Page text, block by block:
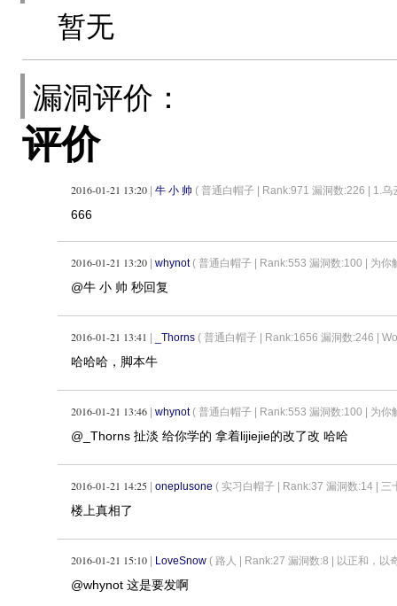
暂无
漏洞评价：
评价
2016-01-21 13:20 牛 小 帅 ( 普通白帽子 | Rank:971 漏洞数:226 | 1.乌
666
2016-01-21 13:20 whynot ( 普通白帽子 | Rank:553 漏洞数:100 | 为你
@牛 小 帅 秒回复
2016-01-21 13:41 _Thorns ( 普通白帽子 | Rank:1656 漏洞数:246 |
哈哈哈，脚本牛
2016-01-21 13:46 whynot ( 普通白帽子 | Rank:553 漏洞数:100 | 为你
@_Thorns 扯淡 给你学的 拿着lijiejie的改了改 哈哈
2016-01-21 14:25 oneplusone ( 实习白帽子 | Rank:37 漏洞数:14 | 三
楼上真相了
2016-01-21 15:10 LoveSnow ( 路人 | Rank:27 漏洞数:8 | 以正和，以
@whynot 这是要发啊